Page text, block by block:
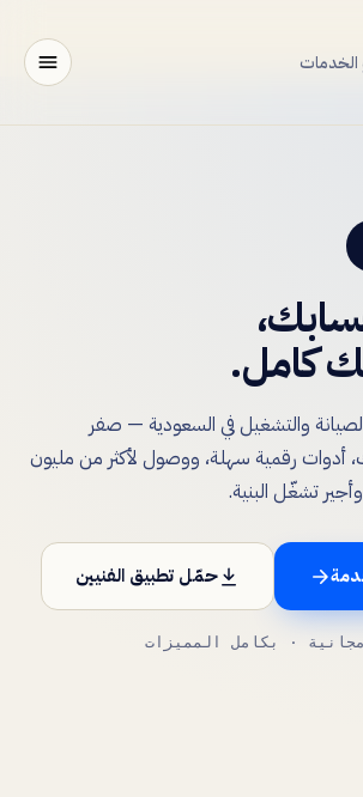
الخدمات
كامل.
والتشغيل في السعودية — صفر
أدوات رقمية سهلة، ووصول لأكثر من مليون
تشغّل البنية.
حمّل تطبيق الفنيين